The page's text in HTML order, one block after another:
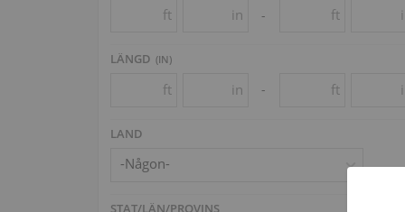
ft in - ft
LÄNGD (IN)
ft in - ft
LAND
-Någon-
STAT/LÄN/PROVINS